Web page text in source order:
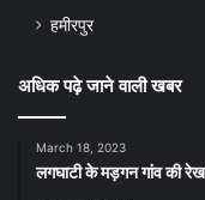
हमीरपुर
अधिक पढ़े जाने वाली खबर
March 18, 2023
लगघाटी के मड़गन गांव की